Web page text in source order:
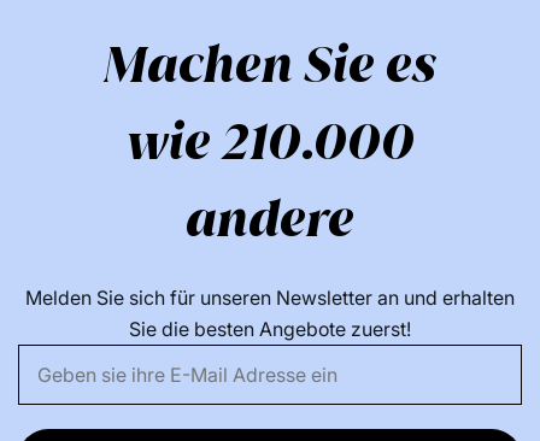
Machen Sie es
wie 210.000
andere
Melden Sie sich für unseren Newsletter an und erhalten
Sie die besten Angebote zuerst!